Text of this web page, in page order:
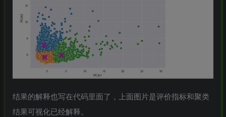
结果的解释也写在代码里面了，上面图片是评价指标和聚类
结果可视化已经解释。